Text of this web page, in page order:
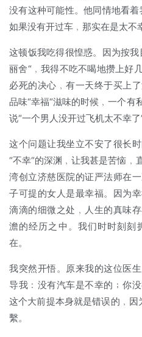
没有这种可能性。他同情地看
如果没有开过车﹐那实在是太不
这顿饭我吃得很惶惑。因为按
丽舍“﹐我得不吃不喝地攒上好
必死的决心﹐有一天终于买上
品味“幸福“滋味的时候﹐一个有
说“一个男人没开过飞机太不幸
这个问题让我坐立不安了很长
“不幸“的深渊﹐让我甚是苦恼﹐
湾创立济慈医院的证严法师在
子可提的女人是最幸福。因为
滴滴的细微之处﹐人生的真味
澹的经历之中。我们时时刻刻
在。
我突然开悟。原来我的这位医
导我﹕没有汽车是不幸的﹔你
这个大前提本身就是错误的﹐因
繫。